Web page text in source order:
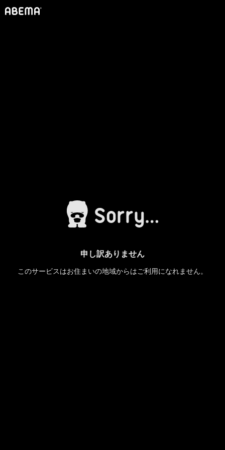
申し訳ありません
このサービスはお住まいの地域からはご利用になれません。